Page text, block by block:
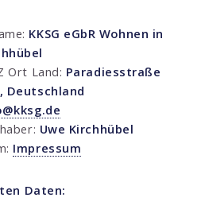
KKSG eGbR Wohnen in
Ort Land: Paradiesstraße
Deutschland
Uwe Kirchhübel
Impressum
Daten: